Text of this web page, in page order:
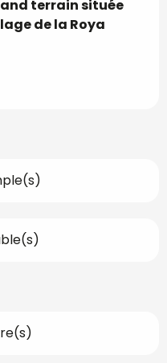
terrain située
de la Roya